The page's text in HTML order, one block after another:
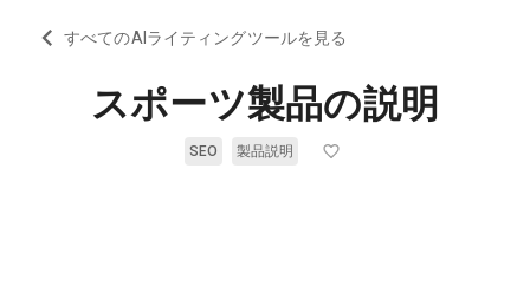
すべてのAIライティングツールを見る
スポーツ製品の説明
SEO 製品説明